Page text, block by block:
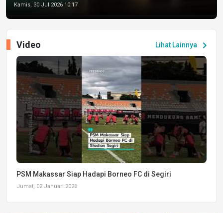
Kamis, 30 Jul 2026 10:17
Lihat Lainnya chevron_right
Video
PSM Makassar Siap Hadapi Borneo FC di Segiri
Jumat, 02 Januari 2026